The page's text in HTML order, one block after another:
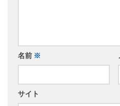
名前 ※
サイト